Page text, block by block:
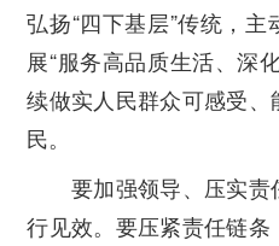
弘扬“四下基层”传统，
展“服务高品质生活、深
续做实人民群众可感受
民。
要加强领导、压实
行见效。 要压紧责任链条